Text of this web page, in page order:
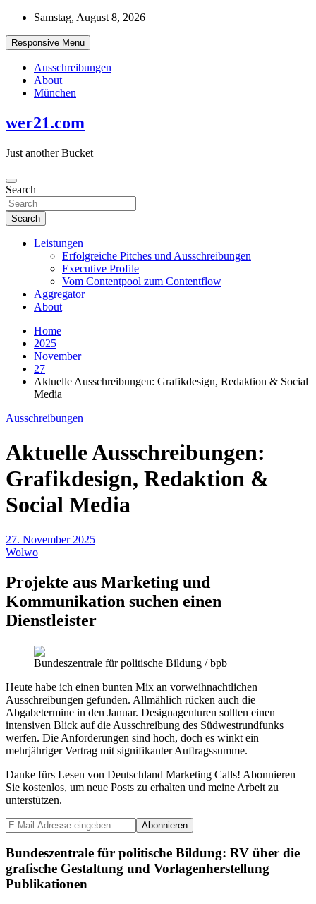
Skip
content
Samstag, August 8, 2026
Responsive Menu
Ausschreibungen
About
München
wer21.com
Just another Bucket
Search
Search
Leistungen
Erfolgreiche Pitches und Ausschreibungen
Executive Profile
Vom Contentpool zum Contentflow
Aggregator
About
Home
2025
November
27
Aktuelle Ausschreibungen: Grafikdesign, Redaktion & Social
Media
Ausschreibungen
Aktuelle Ausschreibungen:
Grafikdesign, Redaktion &
Social Media
27. November 2025
Wolwo
Projekte aus Marketing und
Kommunikation suchen einen
Dienstleister
Bundeszentrale für politische Bildung / bpb
Heute habe ich einen bunten Mix an vorweihnachtlichen
Ausschreibungen gefunden. Allmählich rücken auch die
Abgabetermine in den Januar. Designagenturen sollten einen
intensiven Blick auf die Ausschreibung des Südwestrundfunks
werfen. Die Anforderungen sind hoch, doch es winkt ein
mehrjähriger Vertrag mit signifikanter Auftragssumme.
Danke fürs Lesen von Deutschland Marketing Calls! Abonnieren
Sie kostenlos, um neue Posts zu erhalten und meine Arbeit zu
unterstützen.
Bundeszentrale für politische Bildung: RV über die
grafische Gestaltung und Vorlagenherstellung
Publikationen